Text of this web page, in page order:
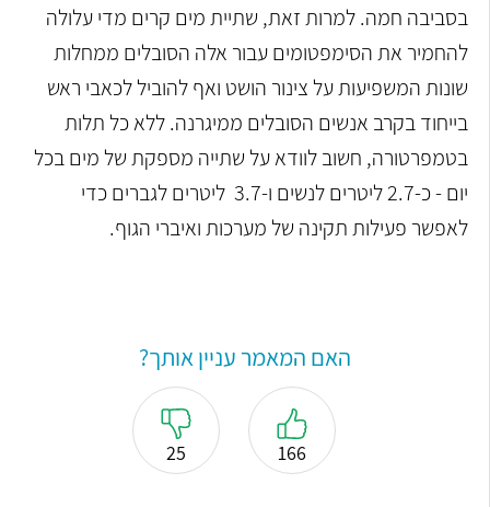
בסביבה חמה. למרות זאת, שתיית מים קרים מדי עלולה
להחמיר את הסימפטומים עבור אלה הסובלים ממחלות
שונות המשפיעות על צינור הושט ואף להוביל לכאבי ראש
בייחוד בקרב אנשים הסובלים ממיגרנה. ללא כל תלות
בטמפרטורה, חשוב לוודא על שתייה מספקת של מים בכל
יום - כ-2.7 ליטרים לנשים ו-3.7 ליטרים לגברים כדי
לאפשר פעילות תקינה של מערכות ואיברי הגוף.
האם המאמר עניין אותך?
166
25